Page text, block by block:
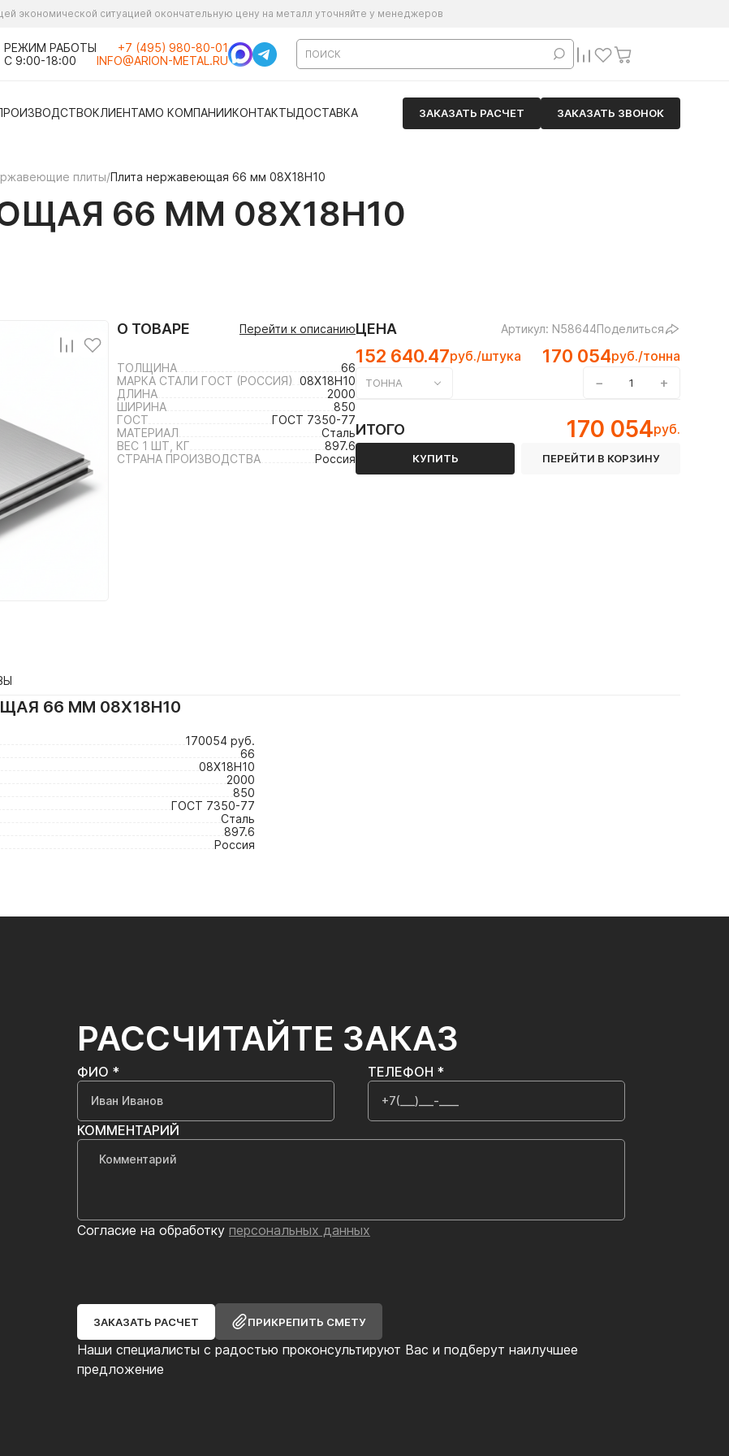
экономической ситуацией окончательную цену на металл уточняйте у менеджеров
РЕЖИМ РАБОТЫ
С 9:00-18:00
+7 (495) 980-80-01
INFO@ARION-METAL.RU
КЛИЕНТАМО КОМПАНИИКОНТАКТЫДОСТАВКА ЗАКАЗАТЬ РАСЧЕТ ЗАКАЗАТЬ ЗВОНОК
плиты/Плита нержавеющая 66 мм 08Х18Н10
66 ММ 08Х18Н10
О ТОВАРЕ Перейти к описанию
ТОЛЩИНА
66
МАРКА СТАЛИ ГОСТ (РОССИЯ) 08Х18Н10
ДЛИНА
2000
ШИРИНА
850
ГОСТ
ГОСТ 7350-77
МАТЕРИАЛ
Сталь
ВЕС 1 ШТ, КГ
897.6
СТРАНА ПРОИЗВОДСТВА
Россия
ЦЕНА Артикул: N58644Поделиться
152 640.47руб./штука 170 054руб./тонна
ТОННА − +
ИТОГО 170 054руб.
КУПИТЬ ПЕРЕЙТИ В КОРЗИНУ
66 ММ 08Х18Н10
170054 руб.
66
08Х18Н10
2000
850
ГОСТ 7350-77
Сталь
897.6
Россия
РАССЧИТАЙТЕ ЗАКАЗ
Наши специалисты с радостью проконсультируют Вас и подберут наилучшее
предложение
ФИО * ТЕЛЕФОН *
КОММЕНТАРИЙ
Согласие на обработку персональных данных
ЗАКАЗАТЬ РАСЧЕТ ПРИКРЕПИТЬ СМЕТУ